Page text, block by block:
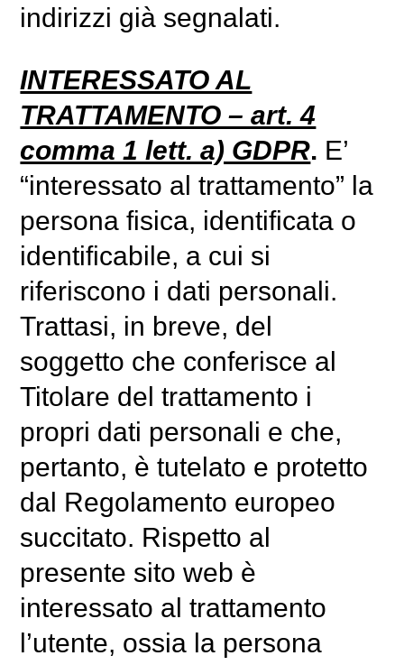
indirizzi già segnalati.
INTERESSATO AL
TRATTAMENTO – art. 4
comma 1 lett. a) GDPR. E’
“interessato al trattamento” la
persona fisica, identificata o
identificabile, a cui si
riferiscono i dati personali.
Trattasi, in breve, del
soggetto che conferisce al
Titolare del trattamento i
propri dati personali e che,
pertanto, è tutelato e protetto
dal Regolamento europeo
succitato. Rispetto al
presente sito web è
interessato al trattamento
l’utente, ossia la persona